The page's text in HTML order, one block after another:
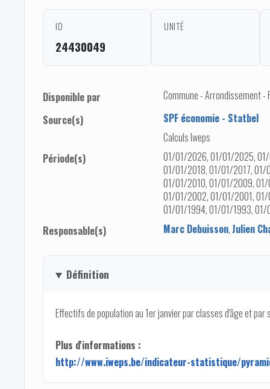
ID
24430049
UNITÉ
Disponible par
Commune - Arrondissement -
Source(s)
SPF économie - Statbel
Calculs Iweps
Période(s)
01/01/2026, 01/01/2025,
01/01/2018, 01/01/2017,
01/01/2010, 01/01/2009,
01/01/2002, 01/01/2001,
01/01/1994, 01/01/1993,
Responsable(s)
Marc Debuisson,Julien
Définition
Effectifs de population au 1er janvier par classes d'âge et par
Plus d'informations :
http://www.iweps.be/indicateur-statistique/